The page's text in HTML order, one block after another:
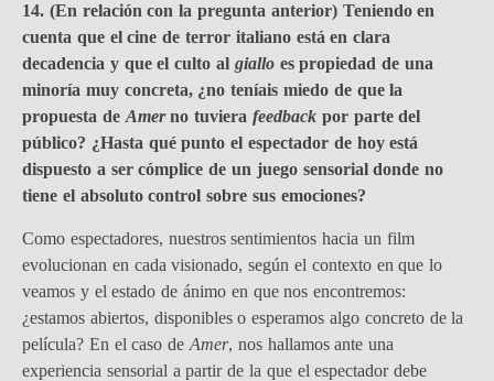
14. (En relación con la pregunta anterior) Teniendo en
cuenta que el cine de terror italiano está en clara
decadencia y que el culto al gialloes propiedad de una
minoría muy concreta, ¿no teníais miedo de que la
propuesta de Amerno tuvierafeedback por parte del
público? ¿Hasta qué punto el espectador de hoy está
dispuesto a ser cómplice de un juego sensorial donde no
tiene el absoluto control sobre sus emociones?
Como espectadores, nuestros sentimientos hacia un film
evolucionan en cada visionado, según el contexto en que lo
veamos y el estado de ánimo en que nos encontremos:
¿estamos abiertos, disponibles o esperamos algo concreto de la
película? En el caso deAmer, nos hallamos ante una
experiencia sensorial a partir de la que el espectador debe